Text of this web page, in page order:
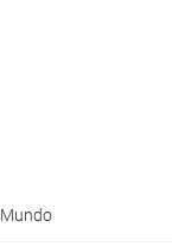
Mundo